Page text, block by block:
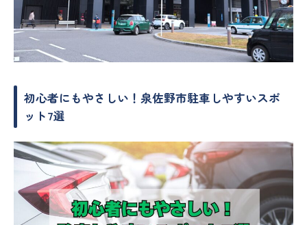
初心者にもやさしい！泉佐野市駐車しやすいスポ
ット7選